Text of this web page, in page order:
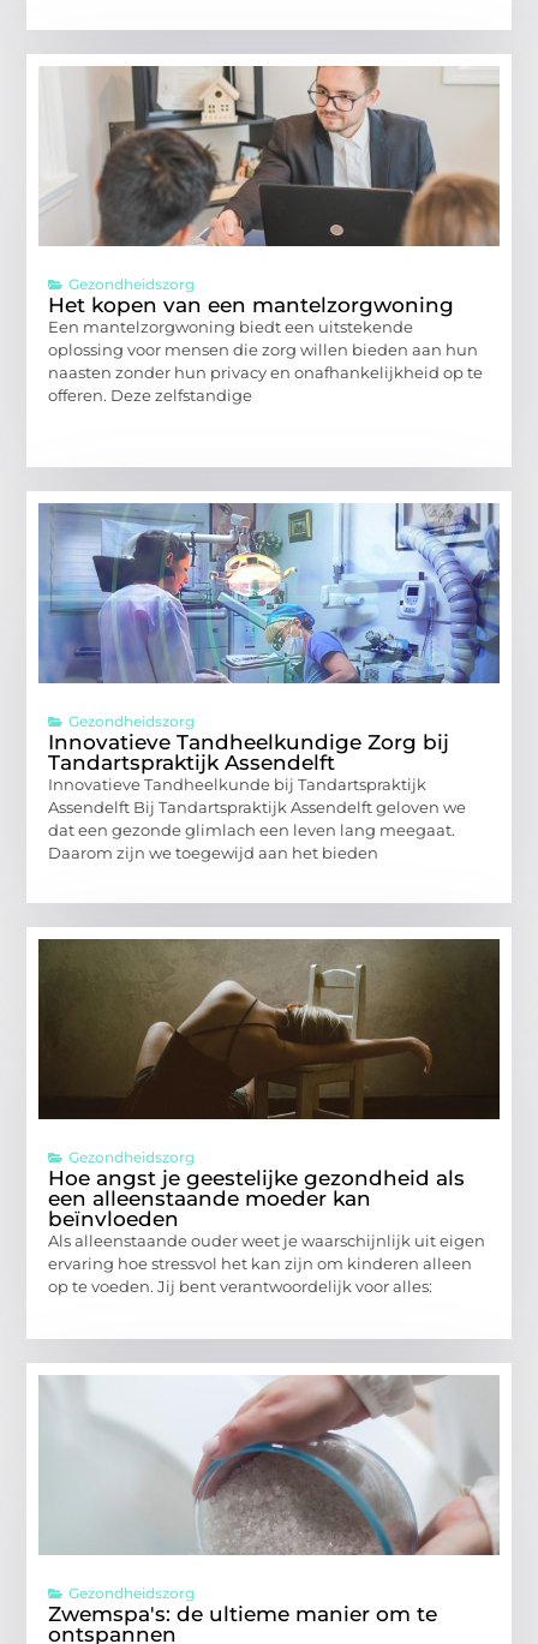
Gezondheidszorg
Het kopen van een mantelzorgwoning
Een mantelzorgwoning biedt een uitstekende
oplossing voor mensen die zorg willen bieden aan hun
naasten zonder hun privacy en onafhankelijkheid op te
offeren. Deze zelfstandige
Gezondheidszorg
Innovatieve Tandheelkundige Zorg bij
Tandartspraktijk Assendelft
Innovatieve Tandheelkunde bij Tandartspraktijk
Assendelft Bij Tandartspraktijk Assendelft geloven we
dat een gezonde glimlach een leven lang meegaat.
Daarom zijn we toegewijd aan het bieden
Gezondheidszorg
Hoe angst je geestelijke gezondheid als
een alleenstaande moeder kan
beïnvloeden
Als alleenstaande ouder weet je waarschijnlijk uit eigen
ervaring hoe stressvol het kan zijn om kinderen alleen
op te voeden. Jij bent verantwoordelijk voor alles:
Gezondheidszorg
Zwemspa's: de ultieme manier om te
ontspannen